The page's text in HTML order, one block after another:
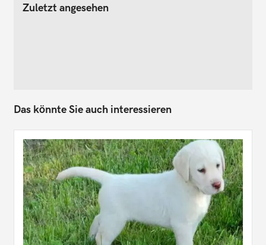
Zuletzt angesehen
Das könnte Sie auch interessieren